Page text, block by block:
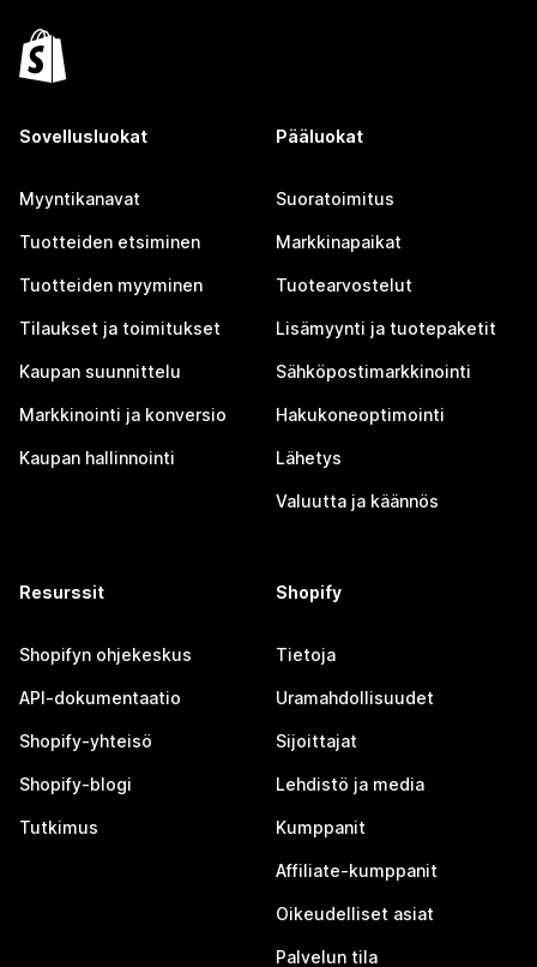
Sovellusluokat
Myyntikanavat
Tuotteiden etsiminen
Tuotteiden myyminen
Tilaukset ja toimitukset
Kaupan suunnittelu
Markkinointi ja konversio
Kaupan hallinnointi
Pääluokat
Suoratoimitus
Markkinapaikat
Tuotearvostelut
Lisämyynti ja tuotepaketit
Sähköpostimarkkinointi
Hakukoneoptimointi
Lähetys
Valuutta ja käännös
Resurssit
Shopifyn ohjekeskus
API-dokumentaatio
Shopify-yhteisö
Shopify-blogi
Tutkimus
Shopify
Tietoja
Uramahdollisuudet
Sijoittajat
Lehdistö ja media
Kumppanit
Affiliate-kumppanit
Oikeudelliset asiat
Palvelun tila